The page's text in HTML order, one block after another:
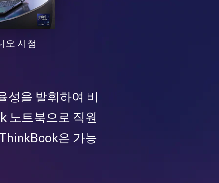
오 시청
성을 발휘하여 비
노트북으로 직원
은 가능